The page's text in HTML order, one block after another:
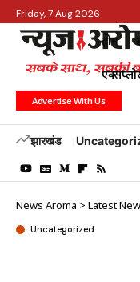
Friday, 7 Aug 2026
होम
Advertise With Us
झारखंड
News Aroma > Latest
Uncategorized